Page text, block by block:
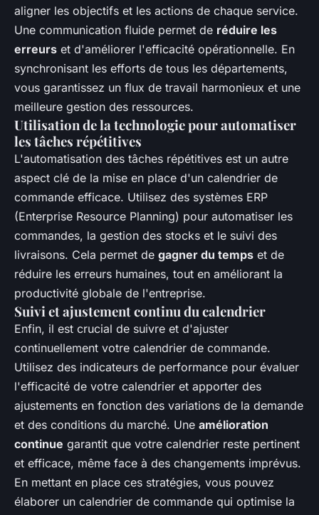
aligner les objectifs et les actions de chaque service.
Une communication fluide permet de réduire les
erreurs et d'améliorer l'efficacité opérationnelle. En
synchronisant les efforts de tous les départements,
vous garantissez un flux de travail harmonieux et une
meilleure gestion des ressources.
Utilisation de la technologie pour automatiser
les tâches répétitives
L'automatisation des tâches répétitives est un autre
aspect clé de la mise en place d'un calendrier de
commande efficace. Utilisez des systèmes ERP
(Enterprise Resource Planning) pour automatiser les
commandes, la gestion des stocks et le suivi des
livraisons. Cela permet de gagner du temps et de
réduire les erreurs humaines, tout en améliorant la
productivité globale de l'entreprise.
Suivi et ajustement continu du calendrier
Enfin, il est crucial de suivre et d'ajuster
continuellement votre calendrier de commande.
Utilisez des indicateurs de performance pour évaluer
l'efficacité de votre calendrier et apporter des
ajustements en fonction des variations de la demande
et des conditions du marché. Une amélioration
continue garantit que votre calendrier reste pertinent
et efficace, même face à des changements imprévus.
En mettant en place ces stratégies, vous pouvez
élaborer un calendrier de commande qui optimise la